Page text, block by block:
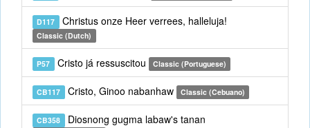
D117 Christus onze Heer verrees, halleluja!
Classic (Dutch)
P57 Cristo já ressuscitou Classic (Portuguese)
CB117 Cristo, Ginoo nabanhaw Classic (Cebuano)
CB358 Diosnong gugma labaw's tanan